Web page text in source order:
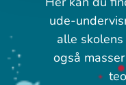
ude-
alle
også